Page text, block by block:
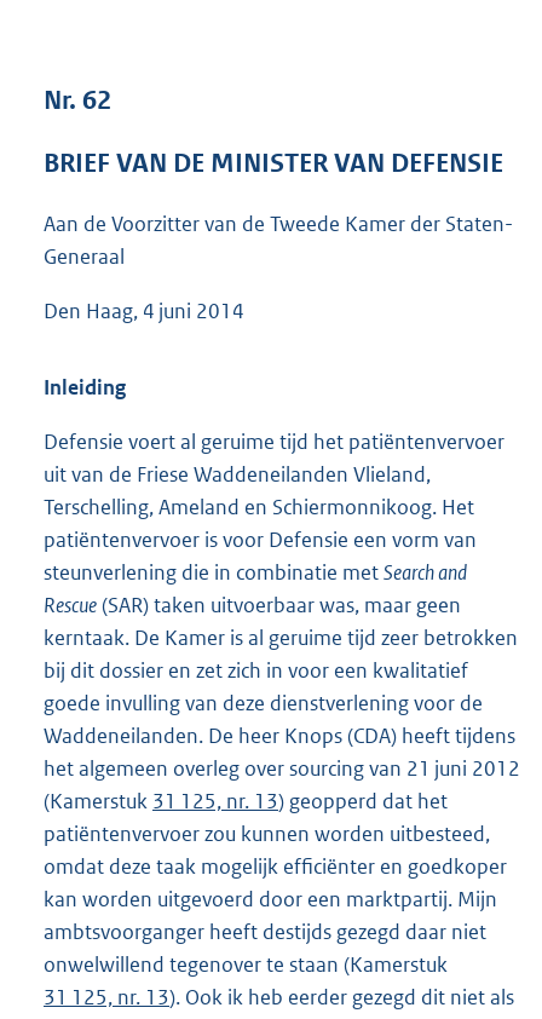
4
b
Nr. 62
BRIEF VAN DE MINISTER VAN DEFENSIE
Aan de Voorzitter van de Tweede Kamer der Staten-
Generaal
Den Haag, 4 juni 2014
Inleiding
Defensie voert al geruime tijd het patiëntenvervoer
uit van de Friese Waddeneilanden Vlieland,
Terschelling, Ameland en Schiermonnikoog. Het
patiëntenvervoer is voor Defensie een vorm van
steunverlening die in combinatie metSearch and
Rescue(SAR) taken uitvoerbaar was, maar geen
kerntaak. De Kamer is al geruime tijd zeer betrokken
bij dit dossier en zet zich in voor een kwalitatief
goede invulling van deze dienstverlening voor de
Waddeneilanden. De heer Knops (CDA) heeft tijdens
het algemeen overleg over sourcing van 21 juni 2012
(Kamerstuk 31 125, nr. 13) geopperd dat het
patiëntenvervoer zou kunnen worden uitbesteed,
omdat deze taak mogelijk efficiënter en goedkoper
kan worden uitgevoerd door een marktpartij. Mijn
ambtsvoorganger heeft destijds gezegd daar niet
onwelwillend tegenover te staan (Kamerstuk
31 125, nr. 13). Ook ik heb eerder gezegd dit niet als